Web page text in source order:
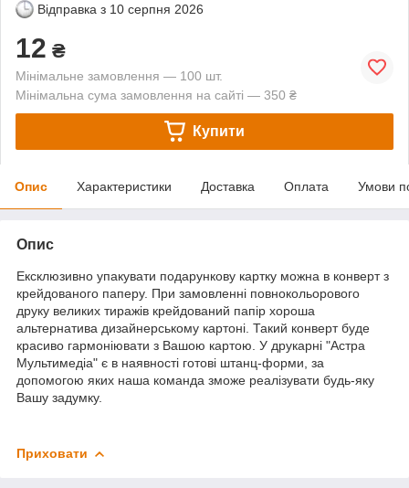
Відправка з 10 серпня 2026
12 ₴
Мінімальне замовлення — 100 шт.
Мінімальна сума замовлення на сайті — 350 ₴
Купити
Опис Характеристики Доставка Оплата Умови
Опис
Ексклюзивно упакувати подарункову картку можна в конверт з
крейдованого паперу. При замовленні повнокольорового
друку великих тиражів крейдований папір хороша
альтернатива дизайнерському картоні. Такий конверт буде
красиво гармоніювати з Вашою картою. У друкарні "Астра
Мультимедіа" є в наявності готові штанц-форми, за
допомогою яких наша команда зможе реалізувати будь-яку
Вашу задумку.
Приховати